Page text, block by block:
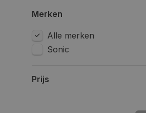
Merken
Alle merken
Sonic
Prijs